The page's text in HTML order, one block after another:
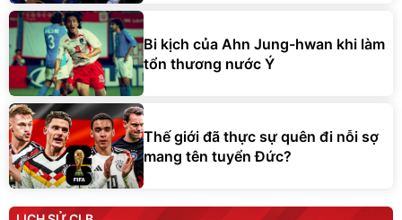
Bi kịch của Ahn Jung-hwan khi làm
tổn thương nước Ý
Thế giới đã thực sự quên đi nỗi sợ
mang tên tuyển Đức?